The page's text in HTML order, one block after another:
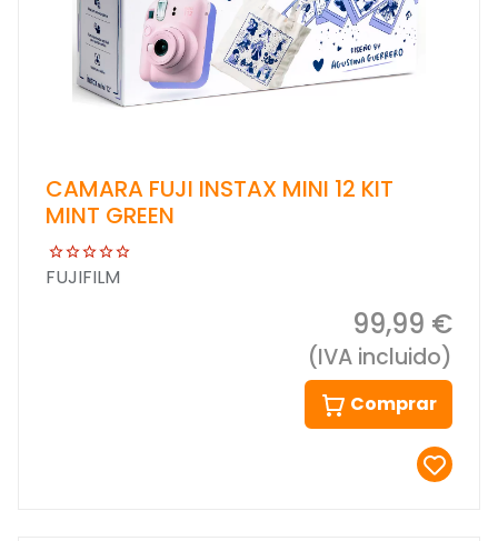
CAMARA FUJI INSTAX MINI 12 KIT
MINT GREEN
FUJIFILM
99,99 €
(IVA incluido)
Comprar